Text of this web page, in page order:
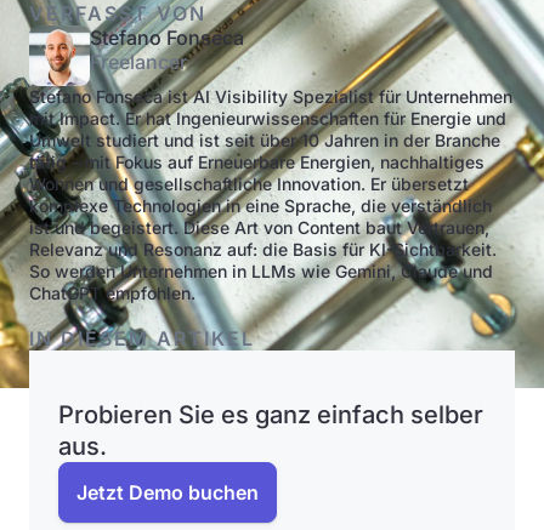
VERFASST VON
Stefano Fonseca
Freelancer
Stefano Fonseca ist AI Visibility Spezialist für Unternehmen
mit Impact. Er hat Ingenieurwissenschaften für Energie und
Umwelt studiert und ist seit über 10 Jahren in der Branche
tätig – mit Fokus auf Erneuerbare Energien, nachhaltiges
Wohnen und gesellschaftliche Innovation. Er übersetzt
komplexe Technologien in eine Sprache, die verständlich
ist und begeistert. Diese Art von Content baut Vertrauen,
Relevanz und Resonanz auf: die Basis für KI-Sichtbarkeit.
So werden Unternehmen in LLMs wie Gemini, Claude und
ChatGPT empfohlen.
IN DIESEM ARTIKEL
Probieren Sie es ganz einfach selber
aus.
Jetzt Demo buchen